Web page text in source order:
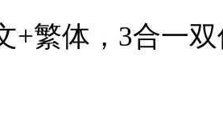
+繁体，3合一